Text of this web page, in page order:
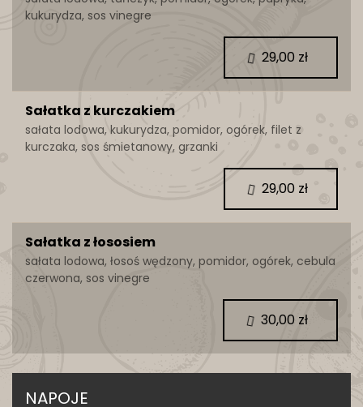
kukurydza, sos vinegre
Sałatka z kurczakiem
sałata lodowa, kukurydza, pomidor, ogórek, filet z
kurczaka, sos śmietanowy, grzanki
Sałatka z łososiem
sałata lodowa, łosoś wędzony, pomidor, ogórek, cebula
czerwona, sos vinegre
NAPOJE